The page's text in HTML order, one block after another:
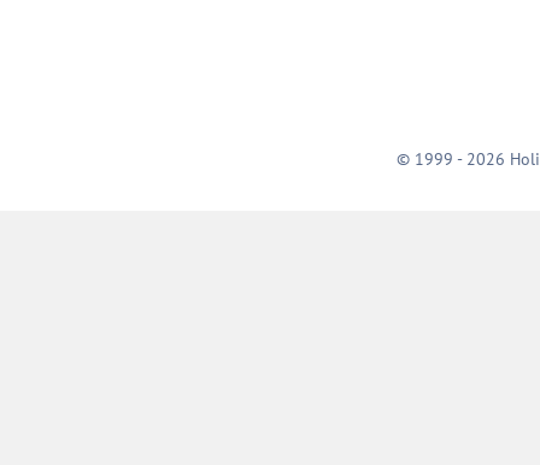
© 1999 - 2026